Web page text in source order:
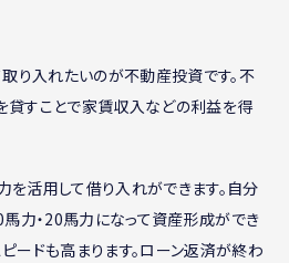
り入れたいのが不動産投資です。不
貸すことで家賃収入などの利益を得
活用して借り入れができます。自分
力・20馬力になって資産形成ができ
ードも高まります。ローン返済が終わ